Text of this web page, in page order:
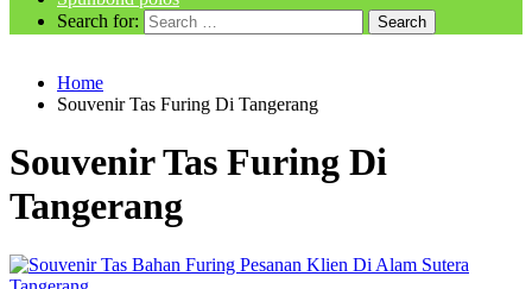
Search for:
Home
Souvenir Tas Furing Di Tangerang
Souvenir Tas Furing Di
Tangerang